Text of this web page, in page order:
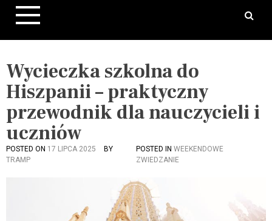
Wycieczka szkolna do
Hiszpanii – praktyczny
przewodnik dla nauczycieli i
uczniów
POSTED ON 17 LIPCA 2025
BY
TRAMP
POSTED IN WEEKENDOWE
ZWIEDZANIE